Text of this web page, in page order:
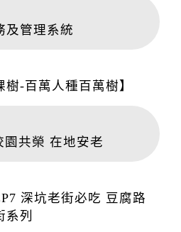
及管理系統
樹-百萬人種百萬樹】
園共榮 在地安老
深坑老街必吃 豆腐路
列